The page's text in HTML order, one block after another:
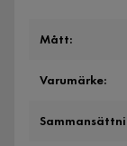
Mått:
Varumärke: